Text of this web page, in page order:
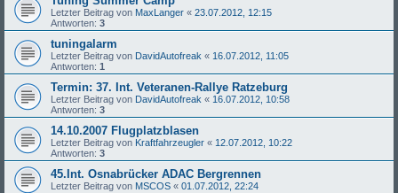
Letzter Beitrag von MaxLanger « 23.07.2012, 12:15
Antworten: 3
tuningalarm
Letzter Beitrag von DavidAutofreak « 16.07.2012, 11:05
Antworten: 1
Termin: 37. Int. Veteranen-Rallye Ratzeburg
Letzter Beitrag von DavidAutofreak « 16.07.2012, 10:58
Antworten: 3
14.10.2007 Flugplatzblasen
Letzter Beitrag von Kraftfahrzeugler « 12.07.2012, 10:22
Antworten: 3
45.Int. Osnabrücker ADAC Bergrennen
Letzter Beitrag von MSCOS « 01.07.2012, 22:24